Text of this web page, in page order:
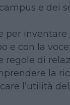
e dei
per inventare
e con la
regole di
la
l’utilità